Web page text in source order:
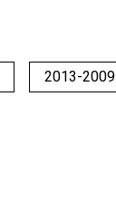
2013-2009